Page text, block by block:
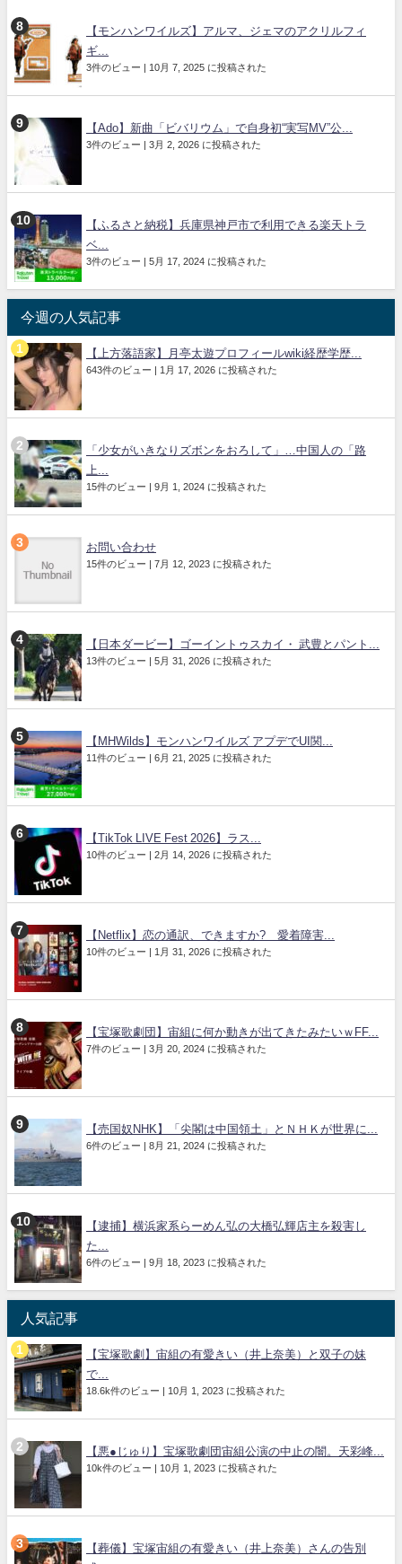
【モンハンワイルズ】アルマ、ジェマのアクリルフィ
ギ...
3件のビュー | 10月 7, 2025 に投稿された
【Ado】新曲「ビバリウム」で自身初“実写MV”公...
3件のビュー | 3月 2, 2026 に投稿された
【ふるさと納税】兵庫県神戸市で利用できる楽天トラ
ベ...
3件のビュー | 5月 17, 2024 に投稿された
今週の人気記事
【上方落語家】月亭太遊プロフィールwiki経歴学歴...
643件のビュー | 1月 17, 2026 に投稿された
「少女がいきなりズボンをおろして」…中国人の「路
上...
15件のビュー | 9月 1, 2024 に投稿された
お問い合わせ
15件のビュー | 7月 12, 2023 に投稿された
【日本ダービー】ゴーイントゥスカイ・ 武豊とパント...
13件のビュー | 5月 31, 2026 に投稿された
【MHWilds】モンハンワイルズ アプデでUI関...
11件のビュー | 6月 21, 2025 に投稿された
【TikTok LIVE Fest 2026】ラス...
10件のビュー | 2月 14, 2026 に投稿された
【Netflix】恋の通訳、できますか? 愛着障害...
10件のビュー | 1月 31, 2026 に投稿された
【宝塚歌劇団】宙組に何か動きが出てきたみたいｗFF...
7件のビュー | 3月 20, 2024 に投稿された
【売国奴NHK】「尖閣は中国領土」とＮＨＫが世界に...
6件のビュー | 8月 21, 2024 に投稿された
【逮捕】横浜家系らーめん弘の大橋弘輝店主を殺害し
た...
6件のビュー | 9月 18, 2023 に投稿された
人気記事
【宝塚歌劇】宙組の有愛きい（井上奈美）と双子の妹
で...
18.6k件のビュー | 10月 1, 2023 に投稿された
【悪●じゅり】宝塚歌劇団宙組公演の中止の闇。天彩峰...
10k件のビュー | 10月 1, 2023 に投稿された
【葬儀】宝塚宙組の有愛きい（井上奈美）さんの告別